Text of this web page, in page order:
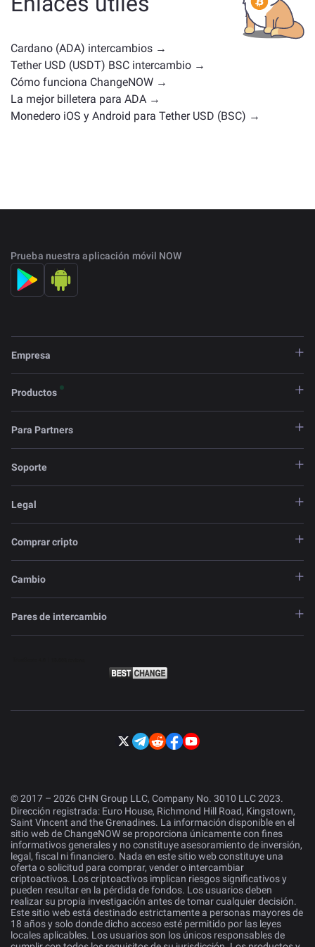
uso o posiciones en el mercado similares. Consulta
todos los activos disponibles para intercambiar en la
página principal de intercambio
Cardano (ADA) intercambios →
Tether USD (USDT) BSC intercambio →
Cómo funciona ChangeNOW →
La mejor billetera para ADA →
Monedero iOS y Android para Tether USD (BSC) →
Prueba nuestra aplicación móvil NOW
Empresa
Productos
Para Partners
Soporte
Legal
Comprar cripto
Cambio
Pares de intercambio
© 2017 – 2026 CHN Group LLC, Company No. 3010 LLC 2023.
Dirección registrada: Euro House, Richmond Hill Road, Kingstown,
Saint Vincent and the Grenadines. La información disponible en el
sitio web de ChangeNOW se proporciona únicamente con fines
informativos generales y no constituye asesoramiento de inversión,
legal, fiscal ni financiero. Nada en este sitio web constituye una
oferta o solicitud para comprar, vender o intercambiar
criptoactivos. Los criptoactivos implican riesgos significativos y
pueden resultar en la pérdida de fondos. Los usuarios deben
realizar su propia investigación antes de tomar cualquier decisión.
Este sitio web está destinado estrictamente a personas mayores de
18 años y solo donde dicho acceso esté permitido por las leyes
locales aplicables. Los usuarios son los únicos responsables de